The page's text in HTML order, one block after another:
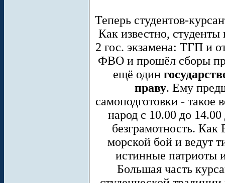
Теперь студентов-
Как известно,
2 гос. экзамена: ТГП и
ФВО и прошёл сборы
ещё один
праву. Ему
самоподготовки - такое
народ с 10.00 до
безграмотность.
морской бой и ведут
истинные патриоты
Большая часть